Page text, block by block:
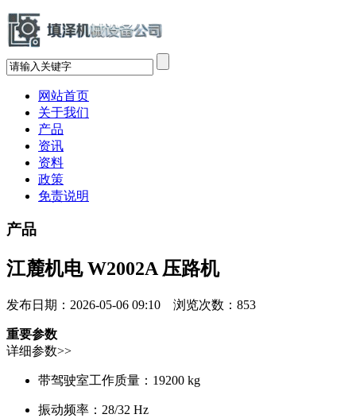
网站首页
关于我们
产品
资讯
资料
政策
免责说明
产品
江麓机电 W2002A 压路机
发布日期：2026-05-06 09:10 浏览次数： 853
重要参数
详细参数>>
带驾驶室工作质量： 19200 kg
振动频率： 28/32 Hz